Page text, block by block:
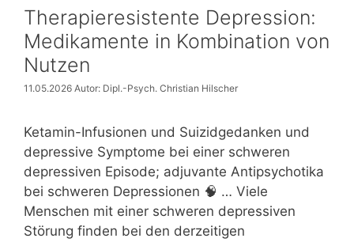
Therapieresistente Depression:
Medikamente in Kombination von
Nutzen
11.05.2026 Autor: Dipl.-Psych. Christian Hilscher
Ketamin-Infusionen und Suizidgedanken und
depressive Symptome bei einer schweren
depressiven Episode; adjuvante Antipsychotika
bei schweren Depressionen 🧠 … Viele
Menschen mit einer schweren depressiven
Störung finden bei den derzeitigen